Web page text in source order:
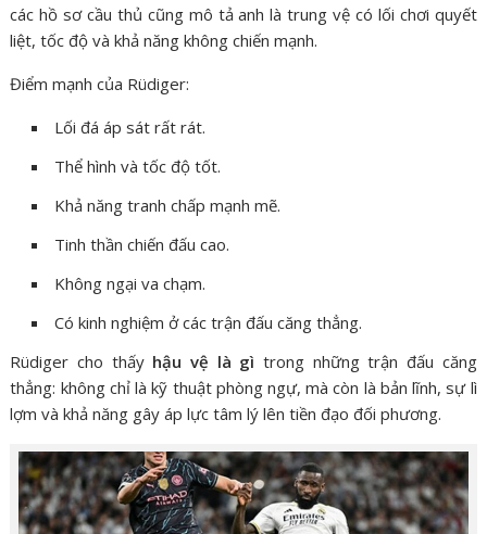
các hồ sơ cầu thủ cũng mô tả anh là trung vệ có lối chơi quyết
liệt, tốc độ và khả năng không chiến mạnh.
Điểm mạnh của Rüdiger:
Lối đá áp sát rất rát.
Thể hình và tốc độ tốt.
Khả năng tranh chấp mạnh mẽ.
Tinh thần chiến đấu cao.
Không ngại va chạm.
Có kinh nghiệm ở các trận đấu căng thẳng.
Rüdiger cho thấy hậu vệ là gì trong những trận đấu căng
thẳng: không chỉ là kỹ thuật phòng ngự, mà còn là bản lĩnh, sự lì
lợm và khả năng gây áp lực tâm lý lên tiền đạo đối phương.